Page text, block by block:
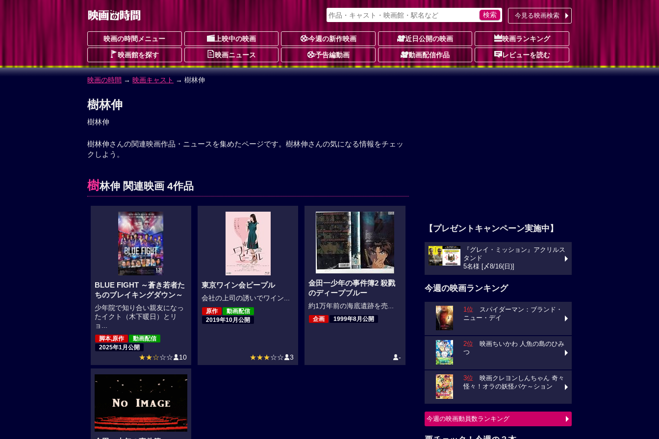
今見る映画検索
映画の時間メニュー 上映中の映画 今週の新作映画 近日公開の映画 映画ランキング
映画館を探す 映画ニュース 予告編動画 動画配信作品 レビューを読む
映画の時間 → 映画キャスト → 樹林伸
樹林伸
樹林伸
樹林伸さんの関連映画作品・ニュースを集めたページです。樹林伸さんの気になる情報をチェッ
クしよう。
樹林伸 関連映画 4作品
BLUE FIGHT ～蒼き若者た
ちのブレイキングダウン～
少年院で知り合い親友になっ
たイクト（木下暖日）とリ
ョ...
脚本,原作
動画配信
2025年1月公開
★★☆☆☆ 10
東京ワイン会ピープル
会社の上司の誘いでワイン...
原作
動画配信
2019年10月公開
★★★☆☆ 3
金田一少年の事件簿2 殺戮
のディープブルー
約1万年前の海底遺跡を売...
企画 1999年8月公開
-
【プレゼントキャンペーン実施中】
『グレイ・ミッション』アクリルス
タンド
5名様 [〆8/16(日)]
今週の映画ランキング
1位 スパイダーマン：ブランド・
ニュー・デイ
2位 映画ちいかわ 人魚の島のひみ
つ
3位 映画クレヨンしんちゃん 奇々
怪々！オラの妖怪バケ～ション
今週の映画動員数ランキング